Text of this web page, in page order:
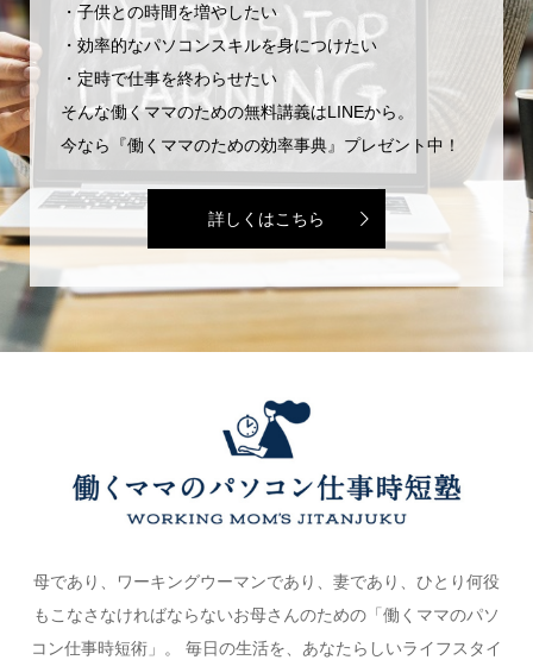
・子供との時間を増やしたい
・効率的なパソコンスキルを身につけたい
・定時で仕事を終わらせたい
そんな働くママのための無料講義はLINEから。
今なら『働くママのための効率事典』プレゼント中！
詳しくはこちら
母であり、ワーキングウーマンであり、妻であり、ひとり何役
もこなさなければならないお母さんのための「働くママのパソ
コン仕事時短術」。 毎日の生活を、あなたらしいライフスタイ